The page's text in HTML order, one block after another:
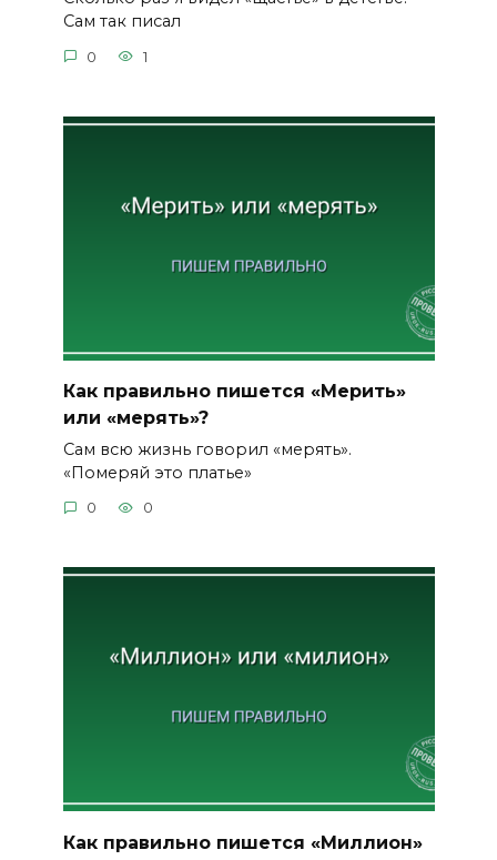
Сам так писал
0 1
Как правильно пишется «Мерить»
или «мерять»?
Сам всю жизнь говорил «мерять».
«Померяй это платье»
0 0
Как правильно пишется «Миллион»